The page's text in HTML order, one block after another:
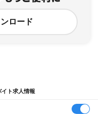
ロード
ト求人情報